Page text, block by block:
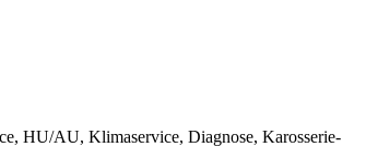
HU/AU, Klimaservice, Diagnose, Karosserie-